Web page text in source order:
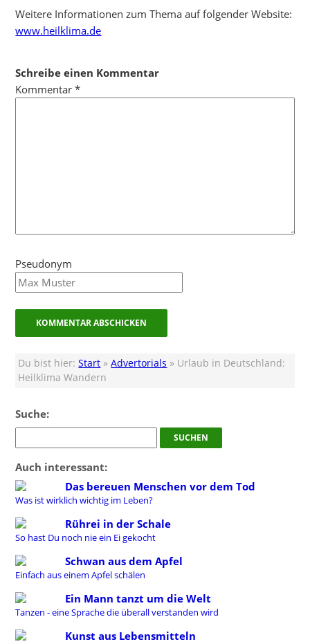
Weitere Informationen zum Thema auf folgender Website:
www.heilklima.de
Schreibe einen Kommentar
Kommentar*
Pseudonym
Du bist hier:Start »Advertorials » Urlaub in Deutschland:
Heilklima Wandern
Suche:
Auch interessant:
Das bereuen Menschen vor dem Tod
Was ist wirklich wichtig im Leben?
Rührei in der Schale
So hast Du noch nie ein Ei gekocht
Schwan aus dem Apfel
Einfach aus einem Apfel schälen
Ein Mann tanzt um die Welt
Tanzen - eine Sprache die überall verstanden wird
Kunst aus Lebensmitteln